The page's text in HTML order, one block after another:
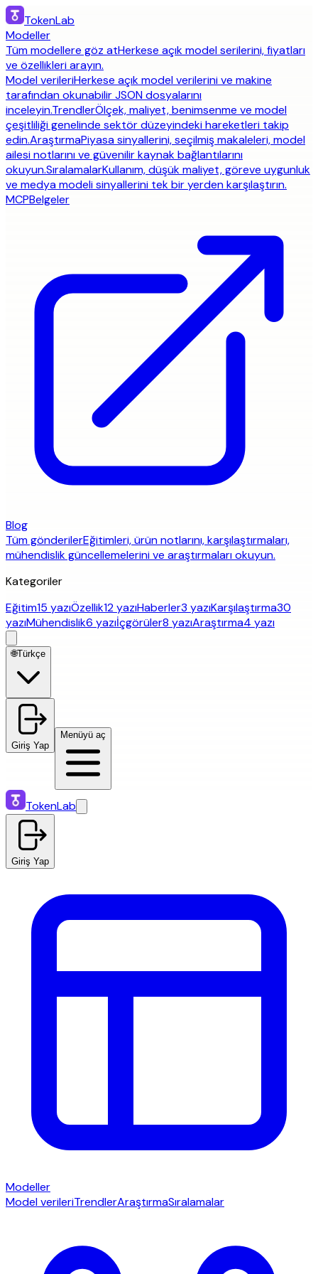
TokenLab
Modeller
Tüm modellere göz atHerkese açık model serilerini, fiyatları
ve özellikleri arayın.
Model verileriHerkese açık model verilerini ve makine
tarafından okunabilir JSON dosyalarını
inceleyin.TrendlerÖlçek, maliyet, benimsenme ve model
çeşitliliği genelinde sektör düzeyindeki hareketleri takip
edin.AraştırmaPiyasa sinyallerini, seçilmiş makaleleri, model
ailesi notlarını ve güvenilir kaynak bağlantılarını
okuyun.SıralamalarKullanım, düşük maliyet, göreve uygunluk
ve medya modeli sinyallerini tek bir yerden karşılaştırın.
MCPBelgeler
Blog
Tüm gönderilerEğitimleri, ürün notlarını, karşılaştırmaları,
mühendislik güncellemelerini ve araştırmaları okuyun.
Kategoriler
Eğitim15 yazıÖzellik12 yazıHaberler3 yazıKarşılaştırma30
yazıMühendislik6 yazıİçgörüler8 yazıAraştırma4 yazı
🌐Türkçe
Giriş Yap
Menüyü aç
TokenLab
Giriş Yap
Modeller
Model verileriTrendlerAraştırmaSıralamalar